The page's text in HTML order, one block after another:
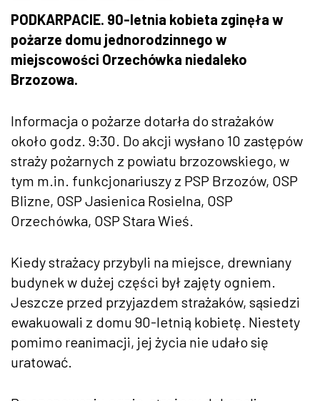
PODKARPACIE. 90-letnia kobieta zginęła w
pożarze domu jednorodzinnego w
miejscowości Orzechówka niedaleko
Brzozowa.
Informacja o pożarze dotarła do strażaków
około godz. 9:30. Do akcji wysłano 10 zastępów
straży pożarnych z powiatu brzozowskiego, w
tym m.in. funkcjonariuszy z PSP Brzozów, OSP
Blizne, OSP Jasienica Rosielna, OSP
Orzechówka, OSP Stara Wieś.
Kiedy strażacy przybyli na miejsce, drewniany
budynek w dużej części był zajęty ogniem.
Jeszcze przed przyjazdem strażaków, sąsiedzi
ewakuowali z domu 90-letnią kobietę. Niestety
pomimo reanimacji, jej życia nie udało się
uratować.